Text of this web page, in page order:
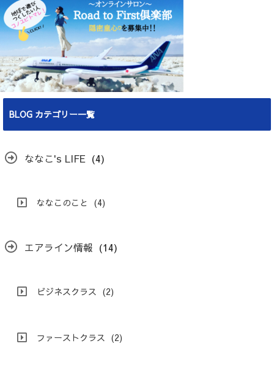
BLOG カテゴリー一覧
ななこ's LIFE (4)
ななこのこと (4)
エアライン情報 (14)
ビジネスクラス (2)
ファーストクラス (2)